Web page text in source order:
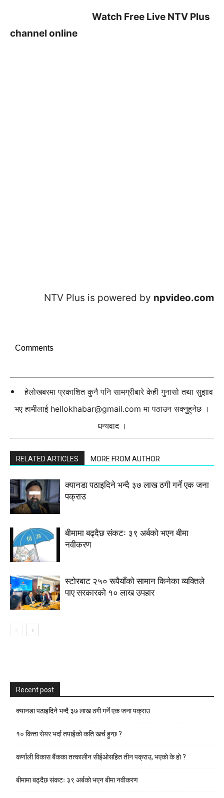
Watch Free Live NTV Plus
channel online
NTV Plus is powered by npvideo.com
Comments
हेलोखबरमा प्रकाशित कुनै पनि सामग्रीबारे केही गुनासो तथा सुझाव
भए हामीलाई hellokhabar@gmail.com मा पठाउन सक्नुहुनेछ ।
धन्यवाद ।
RELATED ARTICLES MORE FROM AUTHOR
क्यानडा पठाइदिने भन्दै ३७ लाख ठगी गर्ने एक जना
पक्राउ
बीमामा बढ्दैछ संकटः ३९ अर्बको भएन बीमा
नवीकरण
स्टाेरबाट २५० रूपैयाँको सामान किनेका व्यक्तिले
पाए सरकारको १० लाख उपहार
Recent post
क्यानडा पठाइदिने भन्दै ३७ लाख ठगी गर्ने एक जना पक्राउ
१० कित्ता सेयर भर्दा तपाईको कति खर्च हुन्छ ?
कर्णाली विकास बैंकका तत्कालीन सीईओसहित तीन पक्राउ, भएकाे के हाे ?
बीमामा बढ्दैछ संकटः ३९ अर्बको भएन बीमा नवीकरण